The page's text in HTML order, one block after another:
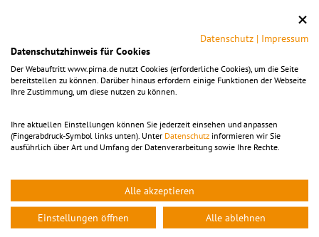
Eigene Veranstaltung eintragen
manuell geprüft werden müssen und bis zur
Freischaltung/Sichtbarkeitbis zu 72 Stundenvergehen können.
Bitte verwenden Sie auschließlich Bildmaterial im
einer Breite vonexakt 1280 Pixel . Davon abweichende Dateien
werden vom Redaktionssystem nicht akzeptiert.
Datenschutz | Impressum
Datenschutzhinweis für Cookies
Der Webauftritt www.pirna.de nutzt Cookies (erforderliche Cookies), um die Seite
bereitstellen zu können. Darüber hinaus erfordern einige Funktionen der Webseite
Ihre Zustimmung, um diese nutzen zu können.
Ihre aktuellen Einstellungen können Sie jederzeit einsehen und anpassen
(Fingerabdruck-Symbol links unten). Unter Datenschutz informieren wir Sie
ausführlich über Art und Umfang der Datenverarbeitung sowie Ihre Rechte.
Alle akzeptieren
Einstellungen öffnen Alle ablehnen